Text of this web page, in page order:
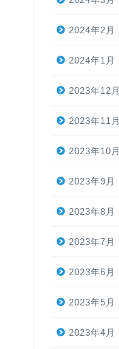
2024年2月
2024年1月
2023年12月
2023年11月
2023年10月
2023年9月
2023年8月
2023年7月
2023年6月
2023年5月
2023年4月